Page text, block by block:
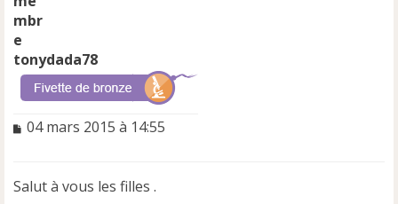
tonydada78
M
a
04 mars 2015 à 14:55
Salut à vous les filles .